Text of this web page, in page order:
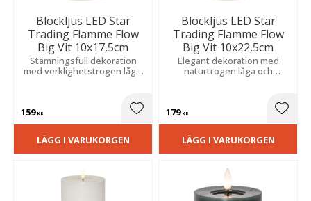
Blockljus LED Star
Trading Flamme Flow
Big Vit 10x17,5cm
Stämningsfull dekoration
med verklighetstrogen låga,
159KR Lägg till i favoriter
LÄGG I VARUKORGEN
Blockljus LED Star
Trading Flamme Flow
Big Vit 10x22,5cm
Elegant dekoration med
naturtrogen låga och
och skapar dynamik i grupp.
179KR
LÄGG I VARUKORGEN